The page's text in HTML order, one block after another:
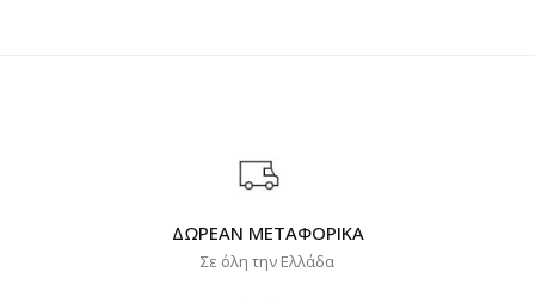
ΔΩΡΕΑΝ ΜΕΤΑΦΟΡΙΚΑ
Σε όλη την Ελλάδα